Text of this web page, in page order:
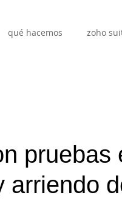
qué hacemos zoho
pruebas
arriendo